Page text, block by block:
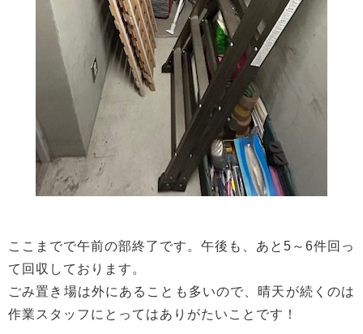
ここまでで午前の部終了です。午後も、あと5～6件回っ
て回収しております。
ごみ置き場は外にあることも多いので、晴天が続くのは
作業スタッフにとってはありがたいことです！